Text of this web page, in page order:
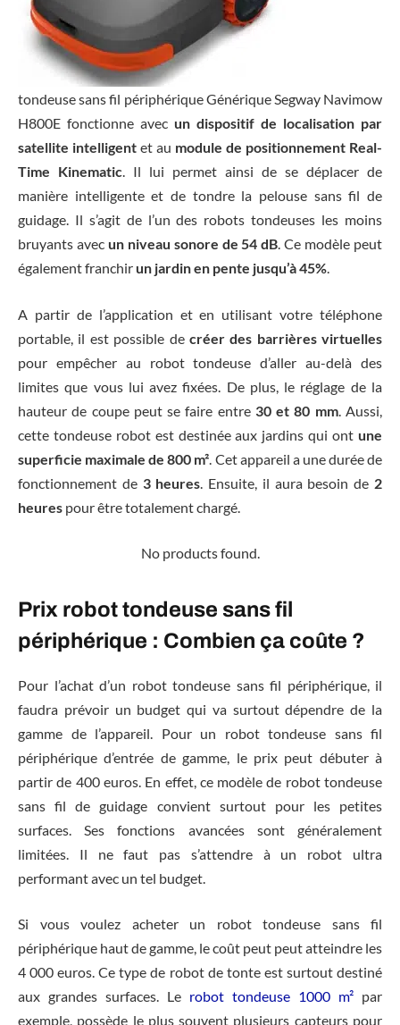
tondeuse sans fil périphérique Générique Segway Navimow
H800E fonctionne avec un dispositif de localisation par
satellite intelligent et au module de positionnement Real-
Time Kinematic. Il lui permet ainsi de se déplacer de
manière intelligente et de tondre la pelouse sans fil de
guidage. Il s’agit de l’un des robots tondeuses les moins
bruyants avec un niveau sonore de 54 dB. Ce modèle peut
également franchir un jardin en pente jusqu’à 45%.
A partir de l’application et en utilisant votre téléphone
portable, il est possible de créer des barrières virtuelles
pour empêcher au robot tondeuse d’aller au-delà des
limites que vous lui avez fixées. De plus, le réglage de la
hauteur de coupe peut se faire entre 30 et 80 mm. Aussi,
cette tondeuse robot est destinée aux jardins qui ont une
superficie maximale de 800 m². Cet appareil a une durée de
fonctionnement de 3 heures. Ensuite, il aura besoin de 2
heures pour être totalement chargé.
No products found.
Prix robot tondeuse sans fil
périphérique : Combien ça coûte ?
Pour l’achat d’un robot tondeuse sans fil périphérique, il
faudra prévoir un budget qui va surtout dépendre de la
gamme de l’appareil. Pour un robot tondeuse sans fil
périphérique d’entrée de gamme, le prix peut débuter à
partir de 400 euros. En effet, ce modèle de robot tondeuse
sans fil de guidage convient surtout pour les petites
surfaces. Ses fonctions avancées sont généralement
limitées. Il ne faut pas s’attendre à un robot ultra
performant avec un tel budget.
Si vous voulez acheter un robot tondeuse sans fil
périphérique haut de gamme, le coût peut peut atteindre les
4 000 euros. Ce type de robot de tonte est surtout destiné
aux grandes surfaces. Le robot tondeuse 1000 m² par
exemple, possède le plus souvent plusieurs capteurs pour